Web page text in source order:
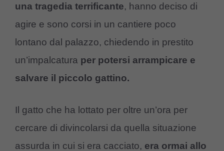
una tragedia terrificante, hanno deciso di
agire e sono corsi in un cantiere poco
lontano dal palazzo, chiedendo in prestito
un’impalcatura per potersi arrampicare e
salvare il piccolo gattino.
Il gatto che ha lottato per oltre un’ora per
cercare di divincolarsi da quella situazione
assurda in cui si era cacciato, era ormai allo